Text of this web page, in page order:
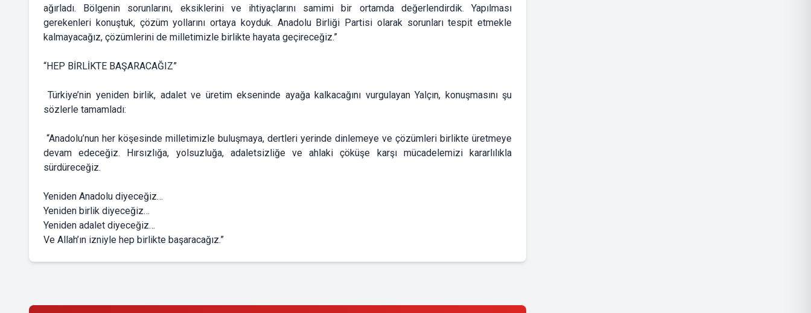
ağırladı. Bölgenin sorunlarını, eksiklerini ve ihtiyaçlarını samimi bir ortamda değerlendirdik. Yapılması
gerekenleri konuştuk, çözüm yollarını ortaya koyduk. Anadolu Birliği Partisi olarak sorunları tespit etmekle
kalmayacağız, çözümlerini de milletimizle birlikte hayata geçireceğiz.”
“HEP BİRLİKTE BAŞARACAĞIZ”
Türkiye’nin yeniden birlik, adalet ve üretim ekseninde ayağa kalkacağını vurgulayan Yalçın, konuşmasını şu
sözlerle tamamladı:
“Anadolu’nun her köşesinde milletimizle buluşmaya, dertleri yerinde dinlemeye ve çözümleri birlikte üretmeye
devam edeceğiz. Hırsızlığa, yolsuzluğa, adaletsizliğe ve ahlaki çöküşe karşı mücadelemizi kararlılıkla
sürdüreceğiz.
Yeniden Anadolu diyeceğiz…
Yeniden birlik diyeceğiz…
Yeniden adalet diyeceğiz…
Ve Allah’ın izniyle hep birlikte başaracağız.”